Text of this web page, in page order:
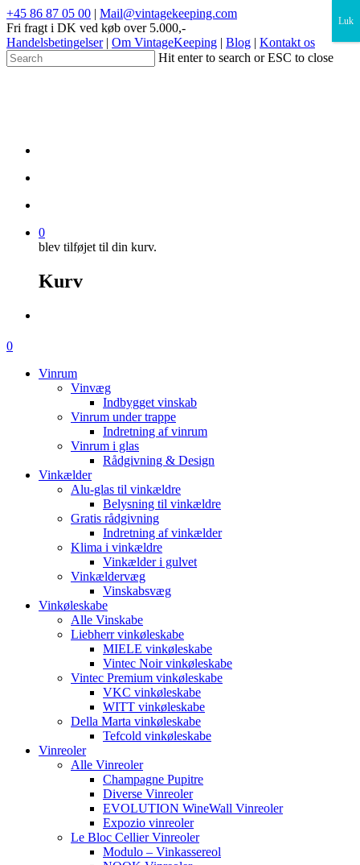
+45 86 87 05 00 | Mail@vintagekeeping.com
Fri fragt i DK ved køb over 5.000,-
Handelsbetingelser| Om VintageKeeping | Blog | Kontakt os
Hit enter to search or ESC to close
0
blev tilføjet til din kurv.
Kurv
0
Vinrum
Vinvæg
Indbygget vinskab
Vinrum under trappe
Indretning af vinrum
Vinrum i glas
Rådgivning & Design
Vinkælder
Alu-glas til vinkældre
Belysning til vinkældre
Gratis rådgivning
Indretning af vinkælder
Klima i vinkældre
Vinkælder i gulvet
Vinkældervæg
Vinskabsvæg
Vinkøleskabe
Alle Vinskabe
Liebherr vinkøleskabe
MIELE vinkøleskabe
Vintec Noir vinkøleskabe
Vintec Premium vinkøleskabe
VKC vinkøleskabe
WITT vinkøleskabe
Della Marta vinkøleskabe
Tefcold vinkøleskabe
Vinreoler
Alle Vinreoler
Champagne Pupitre
Diverse Vinreoler
EVOLUTION WineWall Vinreoler
Expozio vinreoler
Le Bloc Cellier Vinreoler
Modulo – Vinkassereol
×
Luk